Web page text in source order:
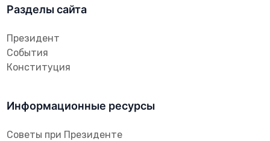
Разделы сайта
Президент
События
Конституция
Информационные ресурсы
Советы при Президенте